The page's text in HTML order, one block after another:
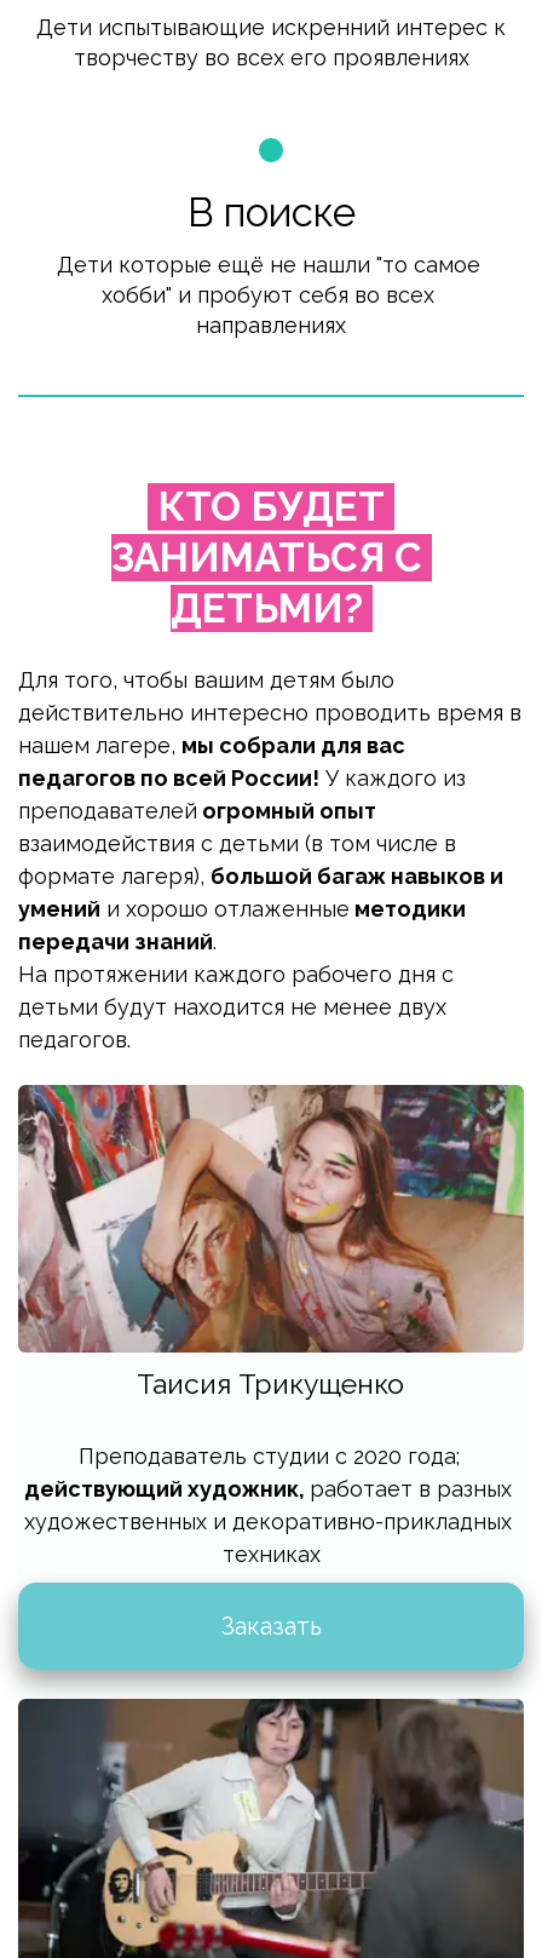
Дети испытывающие искренний интерес к
творчеству во всех его проявлениях
В поиске
Дети которые ещё не нашли "то самое
хобби" и пробуют себя во всех
направлениях
ЗАНИМАТЬСЯ С
ДЕТЬМИ?
Для того, чтобы вашим детям было
действительно интересно проводить время в
нашем лагере, мы собрали для вас
педагогов по всей России! У каждого из
преподавателей огромный опыт
взаимодействия с детьми (в том числе в
формате лагеря), большой багаж навыков и
умений и хорошо отлаженные методики
передачи знаний.
На протяжении каждого рабочего дня с
детьми будут находится не менее двух
педагогов.
Таисия Трикущенко
Преподаватель студии с 2020 года;
действующий художник, работает в разных
художественных и декоративно-прикладных
техниках
Заказать